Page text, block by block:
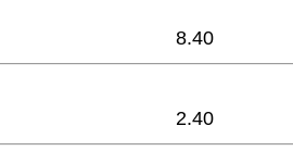
8.40
2.40